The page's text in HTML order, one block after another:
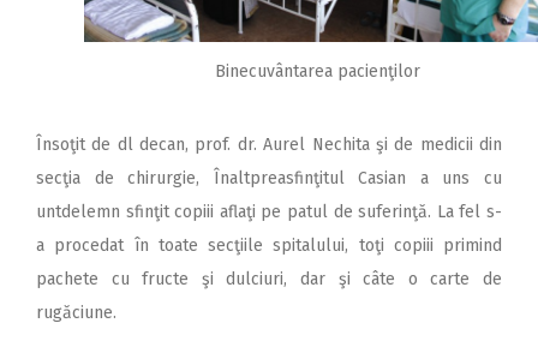
Binecuvântarea pacienţilor
Însoţit de dl decan, prof. dr. Aurel Nechita şi de medicii din
secţia de chirurgie, Înaltpreasfinţitul Casian a uns cu
untdelemn sfinţit copiii aflaţi pe patul de suferinţă. La fel s-
a procedat în toate secţiile spitalului, toţi copiii primind
pachete cu fructe şi dulciuri, dar şi câte o carte de
rugăciune.